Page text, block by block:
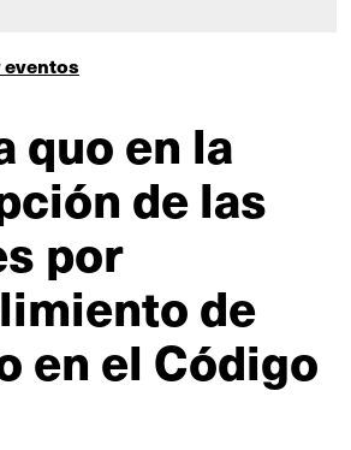
quo en la
de las
por
de
en el Código